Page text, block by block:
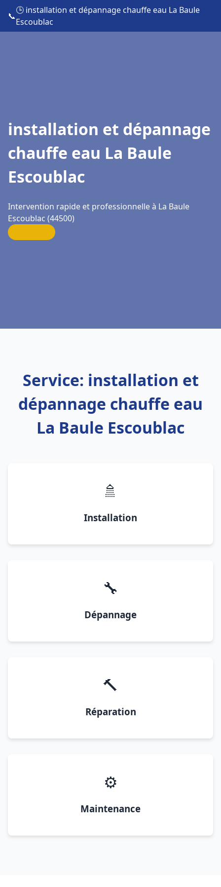
📞
🕒 installation et dépannage chauffe eau La Baule
Escoublac
installation et dépannage
chauffe eau La Baule
Escoublac
Intervention rapide et professionnelle à La Baule
Escoublac (44500)
Service: installation et
dépannage chauffe eau
La Baule Escoublac
🚿
Installation
🔧
Dépannage
🔨
Réparation
⚙️
Maintenance